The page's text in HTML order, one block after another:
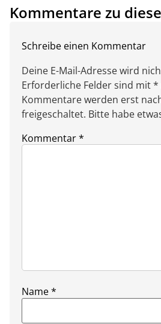
Kommentare zu
Schreibe einen Kommentar
Deine E-Mail-Adresse wird
Erforderliche Felder sind mit
Kommentare werden erst
freigeschaltet. Bitte habe
Kommentar*
Name*